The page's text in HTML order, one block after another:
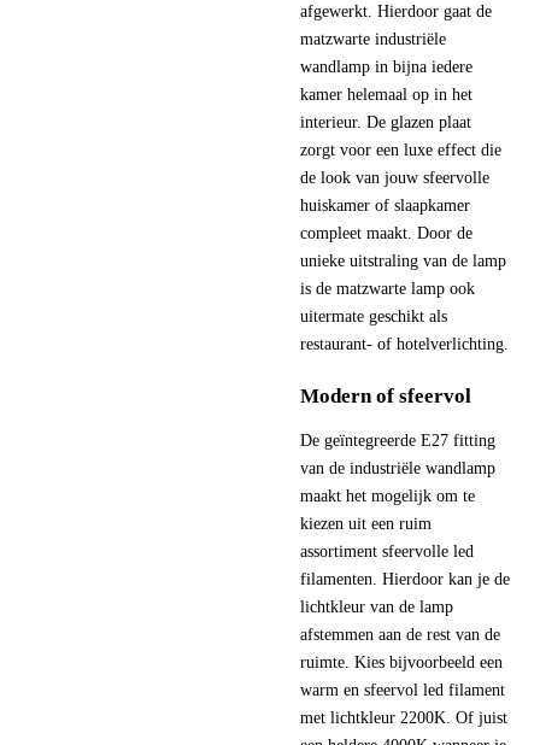
afgewerkt. Hierdoor gaat de
matzwarte industriële
wandlamp in bijna iedere
kamer helemaal op in het
interieur. De glazen plaat
zorgt voor een luxe effect die
de look van jouw sfeervolle
huiskamer of slaapkamer
compleet maakt. Door de
unieke uitstraling van de lamp
is de matzwarte lamp ook
uitermate geschikt als
restaurant- of hotelverlichting.
Modern of sfeervol
De geïntegreerde E27 fitting
van de industriële wandlamp
maakt het mogelijk om te
kiezen uit een ruim
assortiment sfeervolle led
filamenten. Hierdoor kan je de
lichtkleur van de lamp
afstemmen aan de rest van de
ruimte. Kies bijvoorbeeld een
warm en sfeervol led filament
met lichtkleur 2200K. Of juist